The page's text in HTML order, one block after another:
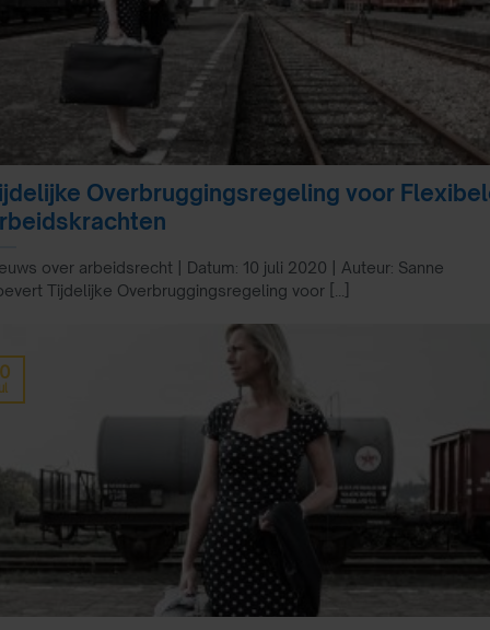
Overbruggingsregeling voor
over arbeidsrecht | Datum: 10 juli 2020 | Auteur: Sanne
Tijdelijke Overbruggingsregeling voor [...]